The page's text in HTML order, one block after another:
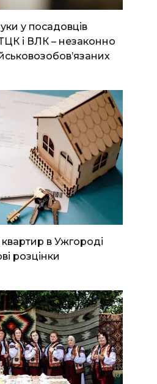
у посадовців
і ВЛК – незаконно
в Ужгороді
розцінки